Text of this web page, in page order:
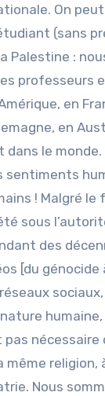
On
(sans
Palestine :
professeurs
en
en
dans le monde.
sentiments
! Malgré le
sous
des
[du génocide
pas
même religion,
Nous